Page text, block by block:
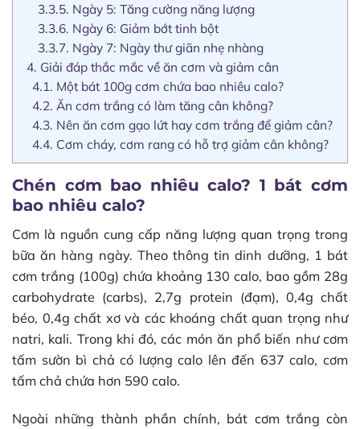
3.3.5. Ngày 5: Tăng cường năng lượng
3.3.6. Ngày 6: Giảm bớt tinh bột
3.3.7. Ngày 7: Ngày thư giãn nhẹ nhàng
4. Giải đáp thắc mắc về ăn cơm và giảm cân
4.1. Một bát 100g cơm chứa bao nhiêu calo?
4.2. Ăn cơm trắng có làm tăng cân không?
4.3. Nên ăn cơm gạo lứt hay cơm trắng để giảm cân?
4.4. Cơm cháy, cơm rang có hỗ trợ giảm cân không?
Chén cơm bao nhiêu calo? 1 bát cơm
bao nhiêu calo?
Cơm là nguồn cung cấp năng lượng quan trọng trong
bữa ăn hàng ngày. Theo thông tin dinh dưỡng, 1 bát
cơm trắng (100g) chứa khoảng 130 calo, bao gồm 28g
carbohydrate (carbs), 2,7g protein (đạm), 0,4g chất
béo, 0,4g chất xơ và các khoáng chất quan trọng như
natri, kali. Trong khi đó, các món ăn phổ biến như cơm
tấm sườn bì chả có lượng calo lên đến 637 calo, cơm
tấm chả chứa hơn 590 calo.
Ngoài những thành phần chính, bát cơm trắng còn